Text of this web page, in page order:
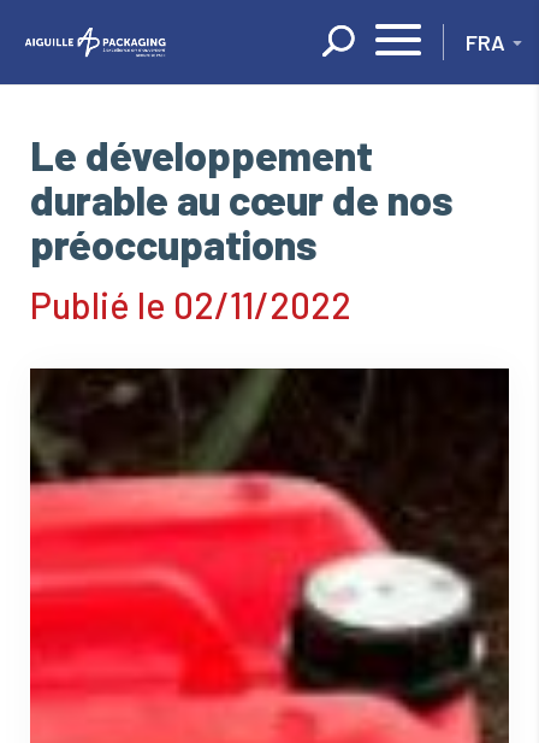
Le développement
durable au cœur de nos
préoccupations
Publié le 02/11/2022